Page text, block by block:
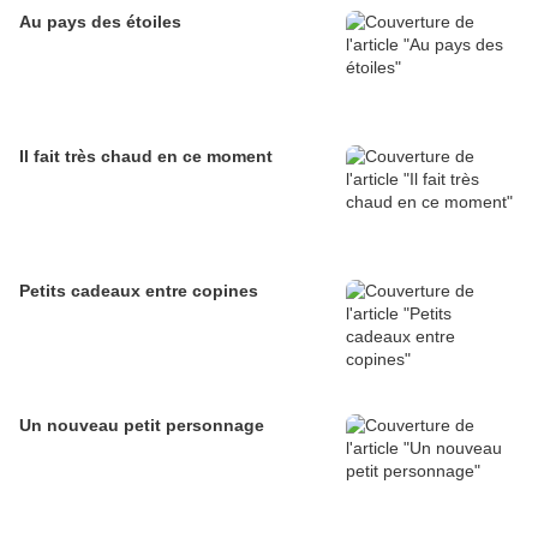
Au pays des étoiles
Il fait très chaud en ce moment
Petits cadeaux entre copines
Un nouveau petit personnage